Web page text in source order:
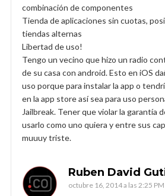
combinación de componentes
Tienda de aplicaciones sin cuotas,
tiendas alternas
Libertad de uso!
Tengo un vecino que hizo un radio
de su casa con android. Esto en iOS
uso porque para instalar la app o
en la app store así sea para uso
Jailbreak. Tener que violar la garantía
usarlo como uno quiera y entre sus
muuuy triste.
Ruben David
octubre 16, 2014 a las 2:25 PM